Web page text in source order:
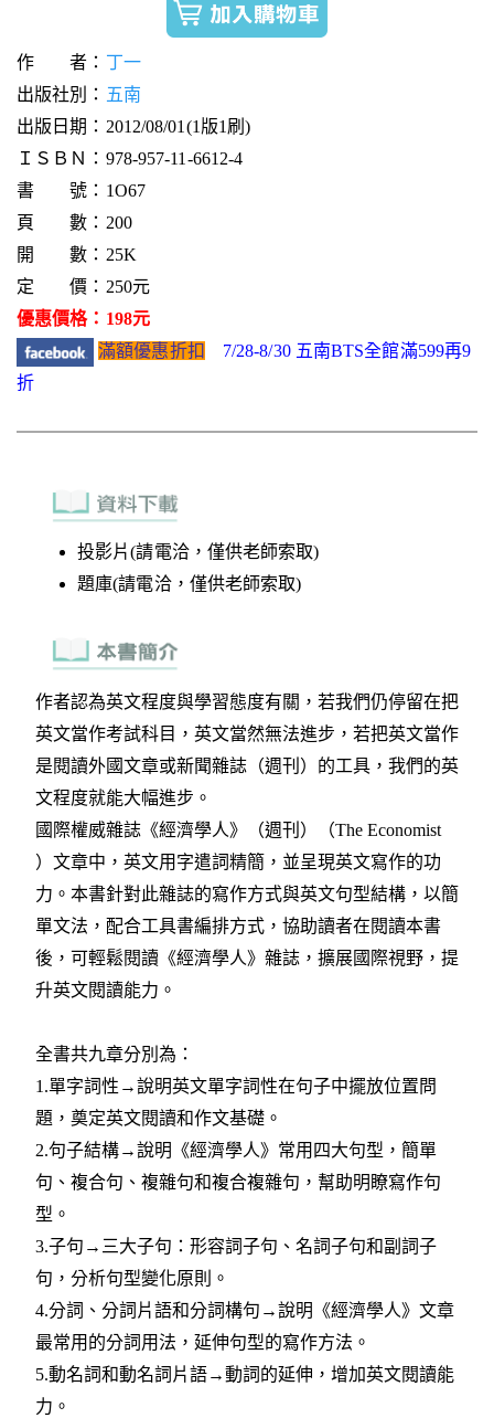
作 者： 丁一
出版社別： 五南
出版日期：2012/08/01(1版1刷)
ＩＳＢＮ：978-957-11-6612-4
書 號：1O67
頁 數：200
開 數：25K
定 價：250元
優惠價格：198元
滿額優惠折扣
7/28-8/30 五南BTS全館滿599再9
折
投影片(請電洽，僅供老師索取)
題庫(請電洽，僅供老師索取)